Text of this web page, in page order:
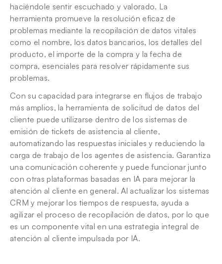
haciéndole sentir escuchado y valorado. La
herramienta promueve la resolución eficaz de
problemas mediante la recopilación de datos vitales
como el nombre, los datos bancarios, los detalles del
producto, el importe de la compra y la fecha de
compra, esenciales para resolver rápidamente sus
problemas.
Con su capacidad para integrarse en flujos de trabajo
más amplios, la herramienta de solicitud de datos del
cliente puede utilizarse dentro de los sistemas de
emisión de tickets de asistencia al cliente,
automatizando las respuestas iniciales y reduciendo la
carga de trabajo de los agentes de asistencia. Garantiza
una comunicación coherente y puede funcionar junto
con otras plataformas basadas en IA para mejorar la
atención al cliente en general. Al actualizar los sistemas
CRM y mejorar los tiempos de respuesta, ayuda a
agilizar el proceso de recopilación de datos, por lo que
es un componente vital en una estrategia integral de
atención al cliente impulsada por IA.